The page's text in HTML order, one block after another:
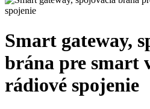
Smart gateway,
brána pre smart
rádiové spojenie